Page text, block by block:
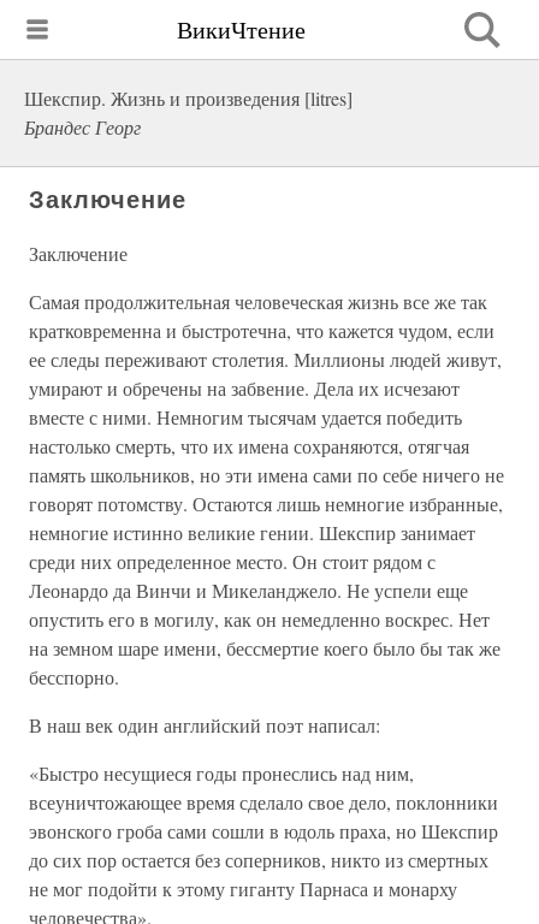
ВикиЧтение
Шекспир. Жизнь и произведения [litres]
Брандес Георг
Заключение
Заключение
Самая продолжительная человеческая жизнь все же так
кратковременна и быстротечна, что кажется чудом, если
ее следы переживают столетия. Миллионы людей живут,
умирают и обречены на забвение. Дела их исчезают
вместе с ними. Немногим тысячам удается победить
настолько смерть, что их имена сохраняются, отягчая
память школьников, но эти имена сами по себе ничего не
говорят потомству. Остаются лишь немногие избранные,
немногие истинно великие гении. Шекспир занимает
среди них определенное место. Он стоит рядом с
Леонардо да Винчи и Микеланджело. Не успели еще
опустить его в могилу, как он немедленно воскрес. Нет
на земном шаре имени, бессмертие коего было бы так же
бесспорно.
В наш век один английский поэт написал:
«Быстро несущиеся годы пронеслись над ним,
всеуничтожающее время сделало свое дело, поклонники
эвонского гроба сами сошли в юдоль праха, но Шекспир
до сих пор остается без соперников, никто из смертных
не мог подойти к этому гиганту Парнаса и монарху
человечества».